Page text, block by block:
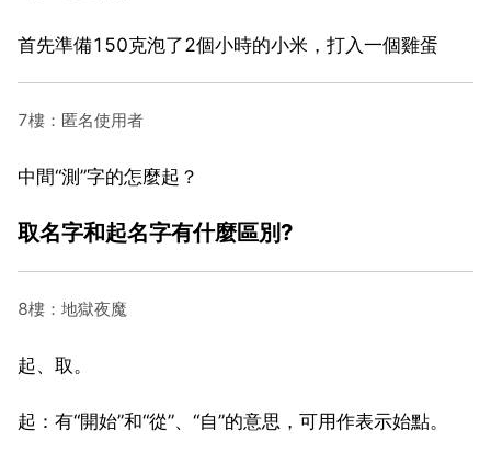
首先準備150克泡了2個小時的小米，打入一個雞蛋
7樓：匿名使用者
中間“測”字的怎麼起？
取名字和起名字有什麼區別?
8樓：地獄夜魔
起、取。
起：有“開始”和“從”、“自”的意思，可用作表示始點。